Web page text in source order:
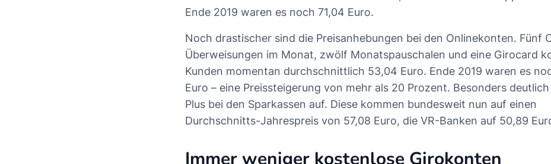
Ende 2019 waren es noch 71,04 Euro.
Noch drastischer sind die Preisanhebungen bei den Onlinekonten. Fünf
Überweisungen im Monat, zwölf Monatspauschalen und eine Girocard
Kunden momentan durchschnittlich 53,04 Euro. Ende 2019 waren es
Euro – eine Preissteigerung von mehr als 20 Prozent. Besonders
Plus bei den Sparkassen auf. Diese kommen bundesweit nun auf einen
Durchschnitts-Jahrespreis von 57,08 Euro, die VR-Banken auf 50,89
Immer weniger kostenlose Girokonten